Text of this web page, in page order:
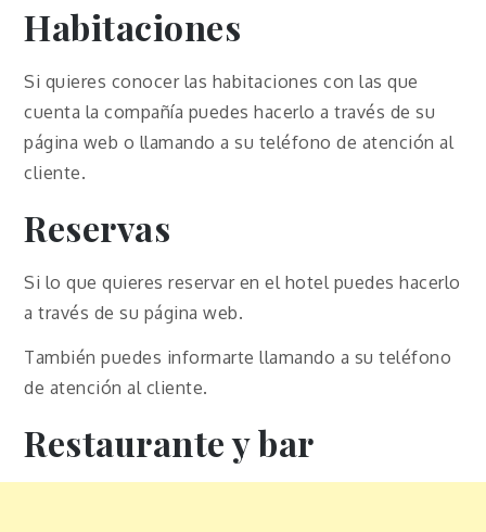
Habitaciones
Si quieres conocer las habitaciones con las que
cuenta la compañía puedes hacerlo a través de su
página web o llamando a su teléfono de atención al
cliente.
Reservas
Si lo que quieres reservar en el hotel puedes hacerlo
a través de su página web.
También puedes informarte llamando a su teléfono
de atención al cliente.
Restaurante y bar